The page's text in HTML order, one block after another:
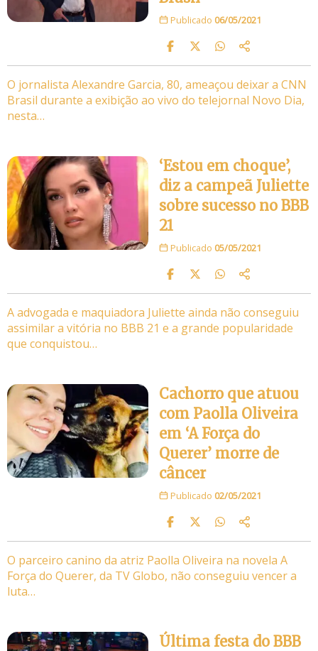
Publicado 06/05/2021
O jornalista Alexandre Garcia, 80, ameaçou deixar a CNN
Brasil durante a exibição ao vivo do telejornal Novo Dia,
nesta…
‘Estou em choque’,
diz a campeã Juliette
sobre sucesso no BBB
21
Publicado 05/05/2021
A advogada e maquiadora Juliette ainda não conseguiu
assimilar a vitória no BBB 21 e a grande popularidade
que conquistou…
Cachorro que atuou
com Paolla Oliveira
em ‘A Força do
Querer’ morre de
câncer
Publicado 02/05/2021
O parceiro canino da atriz Paolla Oliveira na novela A
Força do Querer, da TV Globo, não conseguiu vencer a
luta…
Última festa do BBB